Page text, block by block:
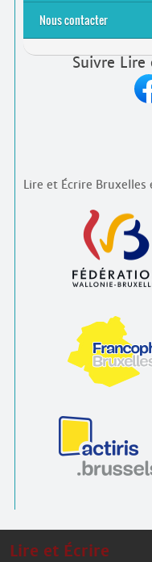
Nous contacter
Suivre Lire
Lire et Écrire
Lire et Écrire